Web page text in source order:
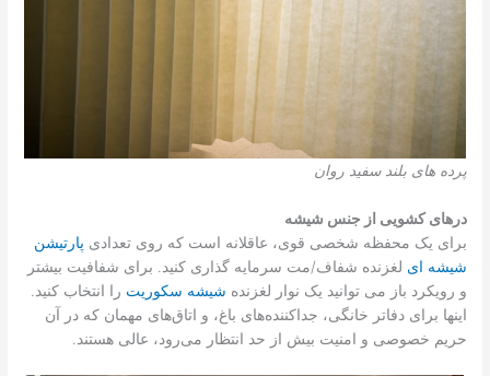
پرده های بلند سفید روان
درهای کشویی از جنس شیشه
برای یک محفظه شخصی قوی، عاقلانه است که روی تعدادی پارتیشن
شیشه ای لغزنده شفاف/مت سرمایه گذاری کنید. برای شفافیت بیشتر
و رویکرد باز می توانید یک نوار لغزنده شیشه سکوریت را انتخاب کنید.
اینها برای دفاتر خانگی، جداکننده‌های باغ، و اتاق‌های مهمان که در آن
حریم خصوصی و امنیت بیش از حد انتظار می‌رود، عالی هستند.